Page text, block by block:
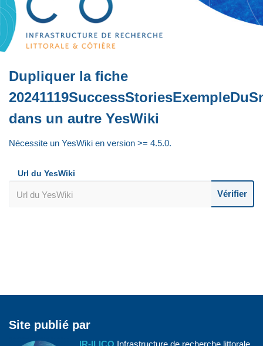
Dupliquer la fiche
dans un autre YesWiki
Nécessite un YesWiki en version >= 4.5.0.
Url du YesWiki
Vérifier
Site publié par
IR-ILICO Infrastructure de recherche littorale